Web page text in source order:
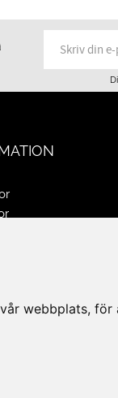
webbplats,